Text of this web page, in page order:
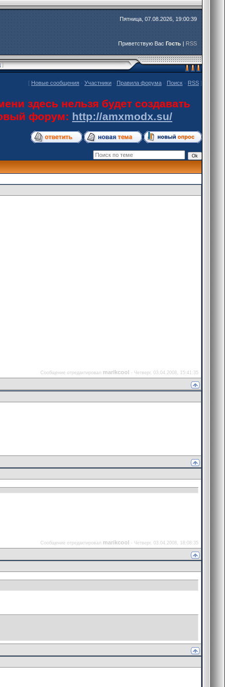
Пятница, 07.08.2026, 19:00:39
Приветствую Вас Гость|RSS
]
[ Новые сообщения · Участники · Правила форума · Поиск · RSS ]
здесь нельзя будет создавать
форум: http://amxmodx.su/
Сообщение отредактировал marikcool - Четверг, 03.04.2008, 15:41:35
Сообщение отредактировал marikcool - Четверг, 03.04.2008, 18:08:35